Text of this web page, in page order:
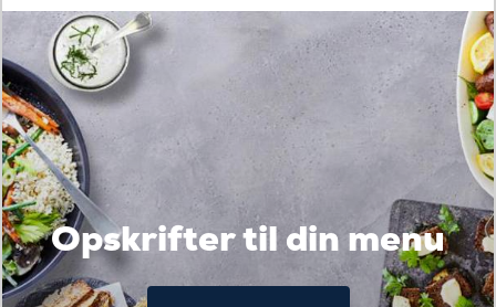
Opskrifter til din menu